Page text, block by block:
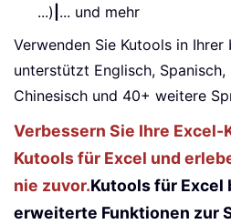
...) ... und mehr
Verwenden Sie Kutools in
unterstützt Englisch,
Chinesisch und 40+ weitere
Verbessern Sie Ihre
Kutools für Excel und
nie zuvor.Kutools für
erweiterte Funktionen zur